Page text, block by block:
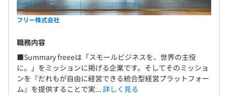
フリー株式会社
職務内容
■Summary freeeは「スモールビジネスを、世界の主役
に。」をミッションに掲げる企業です。そしてそのミッショ
ンを『だれもが自由に経営できる統合型経営プラットフォー
ム』を提供することで実... 詳しく見る